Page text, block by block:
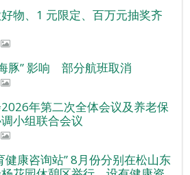
物、1 元限定、百万元抽奖齐
豚” 影响 部分航班取消
年第二次全体会议及养老保
小组联合会议
健康咨询站” 8月份分别在松山东